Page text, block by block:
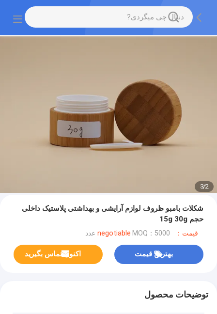
2
/
3
شکلات بامبو ظروف لوازم آرایشی و بهداشتی پلاستیک داخلی
حجم 15g 30g
قیمت：negotiable MOQ：5000 عدد
بهترین قیمت اکنون تماس بگیرید
توضیحات محصول